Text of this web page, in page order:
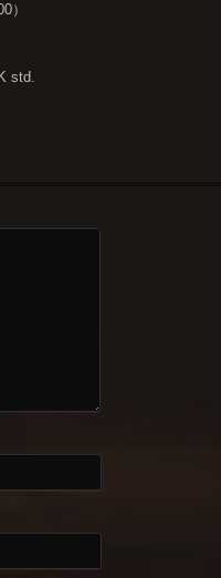
）
std.